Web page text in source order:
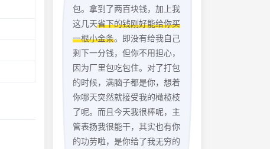
包。拿到了两百块钱，加上我
这几天省下的钱刚好能给你买
一根小金条。即没有给我自己
剩下一分钱，但你不用担心，
因为厂里包吃包住。对了打包
的时候，满脑子都是你，想着
你哪天突然就接受我的橄榄枝
了呢。而且今天我很棒呢，主
管表扬我很能干，其实也有你
的功劳啦，是你给了我无穷的